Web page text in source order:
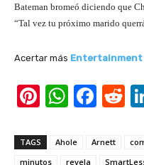
Bateman bromeó diciendo que
“Tal vez tu próximo marido
Acertar más Entertainment
Pi
er
W
at
F
c
R
d
TAGS Ahole Arnett
minutos
revela